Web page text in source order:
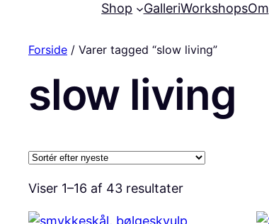
Shop GalleriWorkshopsOm
Forside / Varer tagged “slow living”
slow living
Viser 1–16 af 43 resultaterSorteret